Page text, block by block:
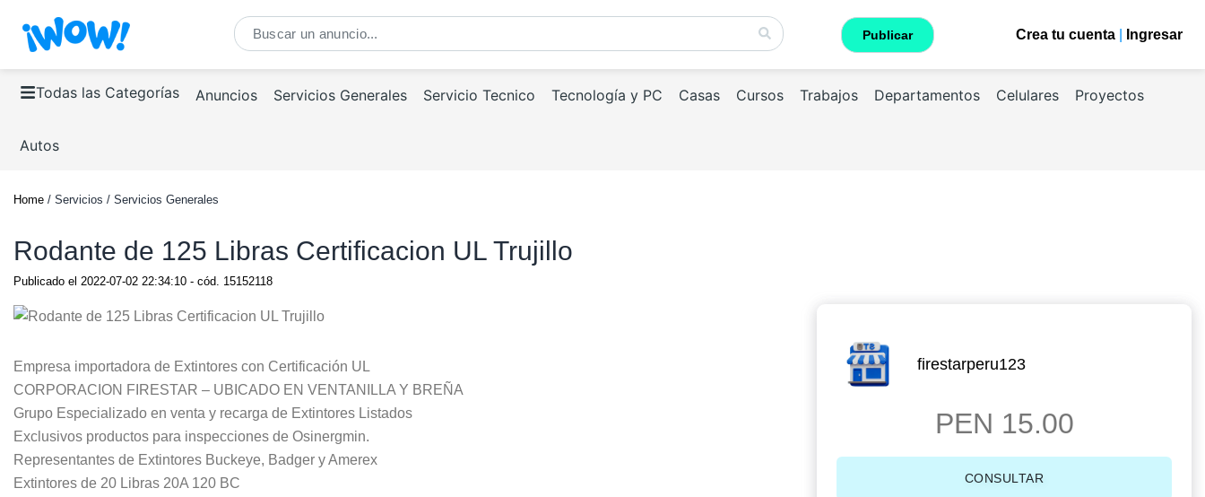
Publicar Crea tu cuenta| Ingresar
Todas las Categorías Anuncios Servicios Generales Servicio Tecnico Tecnología y PC Casas Cursos Trabajos Departamentos Celulares Proyectos
Autos
Home / Servicios / Servicios Generales
Rodante de 125 Libras Certificacion UL Trujillo
Publicado el 2022-07-02 22:34:10 - cód. 15152118
Empresa importadora de Extintores con Certificación UL
CORPORACION FIRESTAR – UBICADO EN VENTANILLA Y BREÑA
Grupo Especializado en venta y recarga de Extintores Listados
Exclusivos productos para inspecciones de Osinergmin.
Representantes de Extintores Buckeye, Badger y Amerex
Extintores de 20 Libras 20A 120 BC
firestarperu123
PEN 15.00
CONSULTAR